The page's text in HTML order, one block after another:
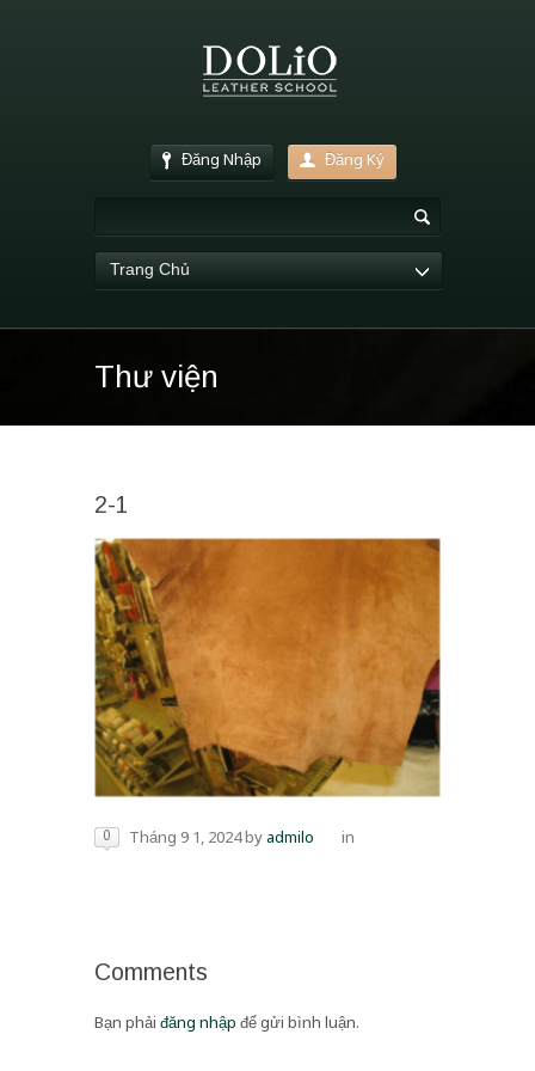
Đăng Nhập Đăng Ký
Trang Chủ
Thư viện
2-1
0 Tháng 9 1, 2024byadmilo in
Comments
Bạn phải đăng nhập để gửi bình luận.